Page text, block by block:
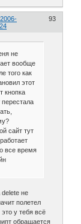
93
2006-
не
вообще
того как
этот
кнопка
перестала
сайт тут
все время
delete не
полетел
у тебя всё
обращается